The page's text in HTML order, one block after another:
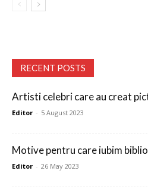
RECENT POSTS
Artisti celebri care au creat
Editor - 5 August 2023
Motive pentru care iubim
Editor - 26 May 2023